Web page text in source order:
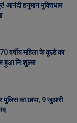
आनंदी हनुमान मुक्तिधाम
वर्षीय महिला के कूल्हे का
हुआ नि:शुल्क
का छापा, 9 जुआरी